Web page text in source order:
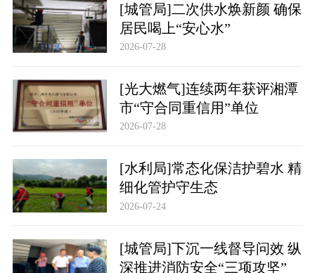
[城管局]二次供水焕新颜 确保
居民喝上“安心水”
2026-07-28
[光大燃气]连续两年获评湘潭
市“守合同重信用”单位
2026-07-28
[水利局]常态化保洁护碧水 精
细化管护守生态
2026-07-24
[城管局]下沉一线督导问效 纵
深推进消防安全“三项攻坚”